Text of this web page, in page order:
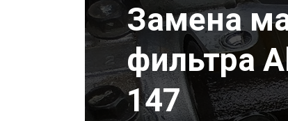
Замена
фильтра
147